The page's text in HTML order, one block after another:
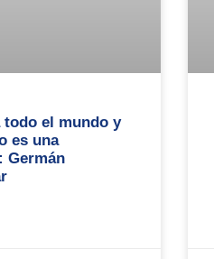
el mundo y
es una
Germán